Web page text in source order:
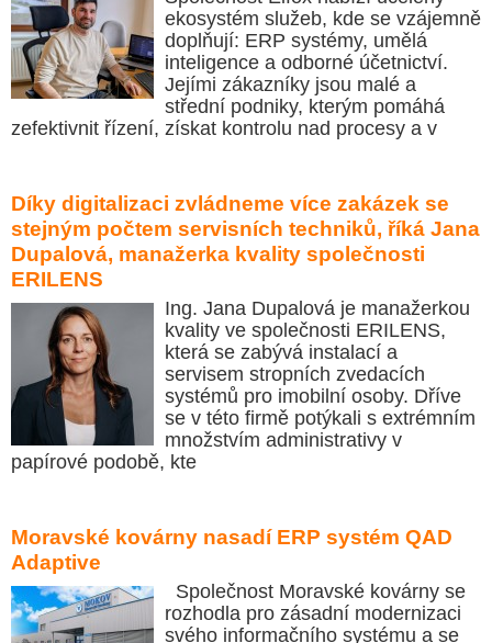
ekosystém služeb, kde se vzájemně
doplňují: ERP systémy, umělá
inteligence a odborné účetnictví.
Jejími zákazníky jsou malé a
střední podniky, kterým pomáhá
zefektivnit řízení, získat kontrolu nad procesy a v
Díky digitalizaci zvládneme více zakázek se
stejným počtem servisních techniků, říká Jana
Dupalová, manažerka kvality společnosti
ERILENS
Ing. Jana Dupalová je manažerkou
kvality ve společnosti ERILENS,
která se zabývá instalací a
servisem stropních zvedacích
systémů pro imobilní osoby. Dříve
se v této firmě potýkali s extrémním
množstvím administrativy v
papírové podobě, kte
Moravské kovárny nasadí ERP systém QAD
Adaptive
Společnost Moravské kovárny se
rozhodla pro zásadní modernizaci
svého informačního systému a se